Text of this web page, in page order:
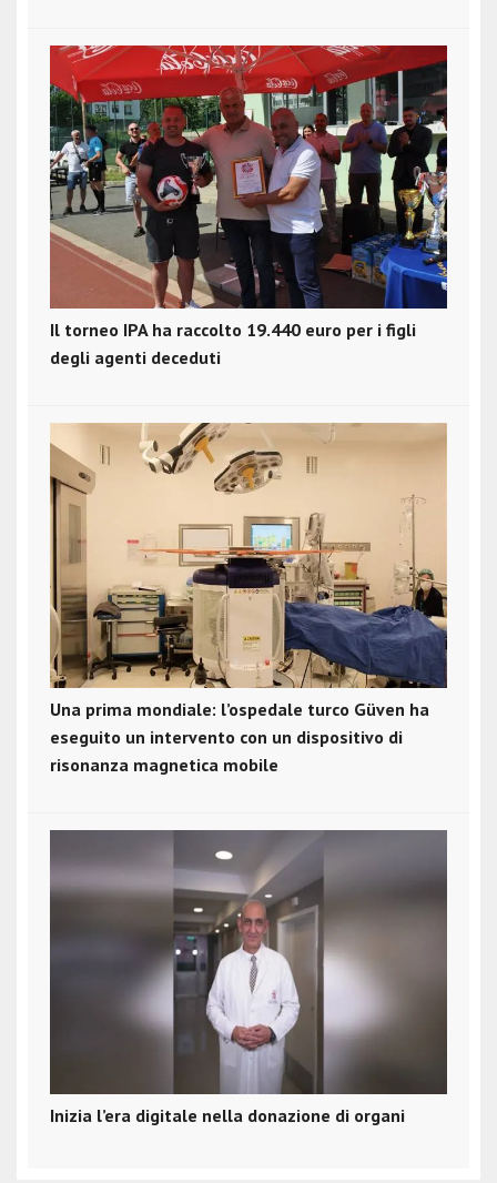
Il torneo IPA ha raccolto 19.440 euro per i figli
degli agenti deceduti
Una prima mondiale: l’ospedale turco Güven ha
eseguito un intervento con un dispositivo di
risonanza magnetica mobile
Inizia l’era digitale nella donazione di organi